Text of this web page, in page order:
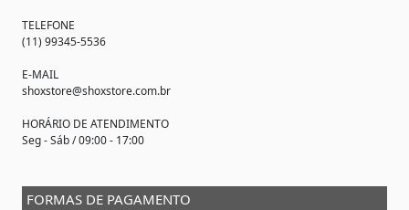
TELEFONE
(11) 99345-5536
E-MAIL
shoxstore@shoxstore.com.br
HORÁRIO DE ATENDIMENTO
Seg - Sáb / 09:00 - 17:00
FORMAS DE PAGAMENTO